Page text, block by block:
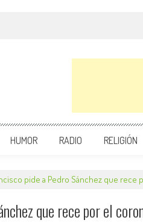
HUMOR RADIO RELIGIÓN
pide a Pedro Sánchez que rece
que rece por el